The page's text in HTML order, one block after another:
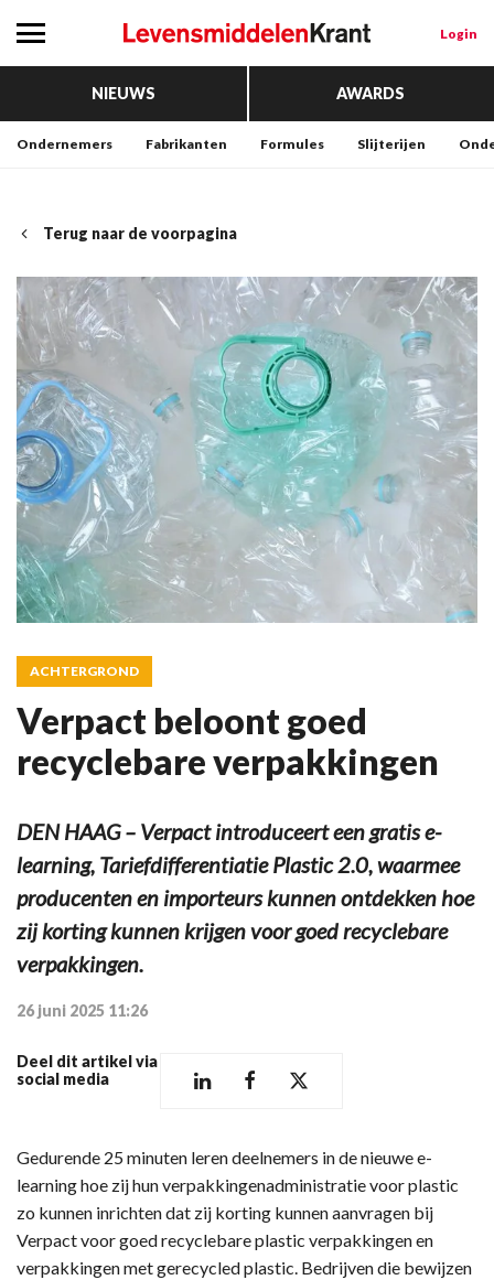
Login
NIEUWS AWARDS
Ondernemers Fabrikanten Formules Slijterijen
Terug naar de voorpagina
ACHTERGROND
Verpact beloont goed
recyclebare verpakkingen
DEN HAAG – Verpact introduceert een gratis e-
learning, Tariefdifferentiatie Plastic 2.0, waarmee
producenten en importeurs kunnen ontdekken hoe
zij korting kunnen krijgen voor goed recyclebare
verpakkingen.
26 juni 2025 11:26
Deel dit artikel via
social media
Gedurende 25 minuten leren deelnemers in de nieuwe e-
learning hoe zij hun verpakkingenadministratie voor plastic
zo kunnen inrichten dat zij korting kunnen aanvragen bij
Verpact voor goed recyclebare plastic verpakkingen en
verpakkingen met gerecycled plastic. Bedrijven die bewijzen